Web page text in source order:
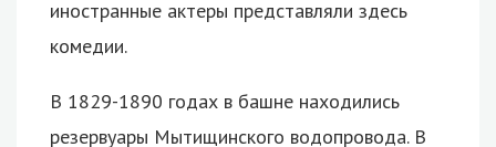
иностранные актеры представляли здесь
комедии.
В 1829-1890 годах в башне находились
резервуары Мытищинского водопровода. В